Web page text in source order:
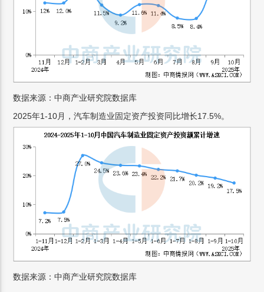
数据来源：中商产业研究院数据库
2025年1-10月，汽车制造业固定资产投资同比增长17.5%。
数据来源：中商产业研究院数据库